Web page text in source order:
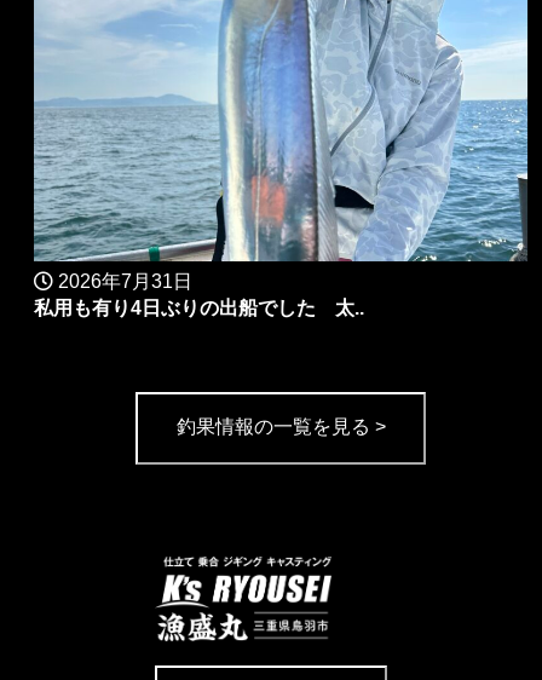
2026年7月31日
私用も有り4日ぶりの出船でした 太..
釣果情報の一覧を見る >